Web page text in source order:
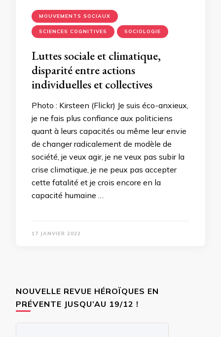
MOUVEMENTS SOCIAUX
SCIENCES COGNITIVES SOCIOLOGIE
Luttes sociale et climatique,
disparité entre actions
individuelles et collectives
Photo : Kirsteen (Flickr) Je suis éco-anxieux,
je ne fais plus confiance aux politiciens
quant à leurs capacités ou même leur envie
de changer radicalement de modèle de
société, je veux agir, je ne veux pas subir la
crise climatique, je ne peux pas accepter
cette fatalité et je crois encore en la
capacité humaine …
17 JANVIER 2022
NOUVELLE REVUE HÉROÏQUES EN
PRÉVENTE JUSQU’AU 19/12 !